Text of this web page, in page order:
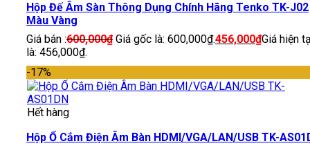
Hộp Đế Âm Sàn Thông Dụng Chính Hãng Tenko TK-J02
Màu Vàng
Giá bán :600,000₫ Giá gốc là: 600,000₫.456,000₫Giá hiện
là: 456,000₫.
-17%
Hết hàng
Hộp Ổ Cắm Điện Âm Bàn HDMI/VGA/LAN/USB TK-